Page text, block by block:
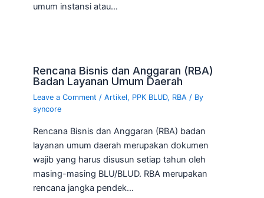
umum instansi atau…
Rencana Bisnis dan Anggaran (RBA)
Badan Layanan Umum Daerah
Leave a Comment /Artikel, PPK BLUD, RBA / By
syncore
Rencana Bisnis dan Anggaran (RBA) badan
layanan umum daerah merupakan dokumen
wajib yang harus disusun setiap tahun oleh
masing-masing BLU/BLUD. RBA merupakan
rencana jangka pendek…